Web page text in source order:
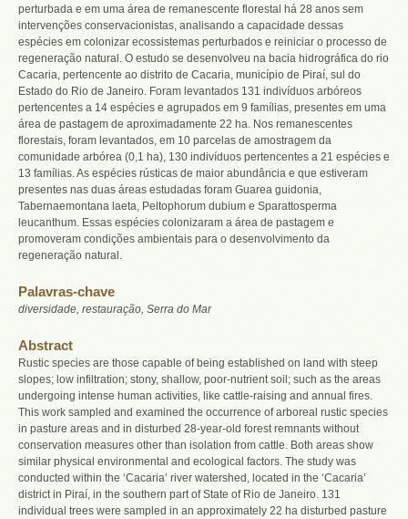
perturbada e em uma área de remanescente florestal há 28 anos sem
intervenções conservacionistas, analisando a capacidade dessas
espécies em colonizar ecossistemas perturbados e reiniciar o processo de
regeneração natural. O estudo se desenvolveu na bacia hidrográfica do rio
Cacaria, pertencente ao distrito de Cacaria, município de Piraí, sul do
Estado do Rio de Janeiro. Foram levantados 131 indivíduos arbóreos
pertencentes a 14 espécies e agrupados em 9 famílias, presentes em uma
área de pastagem de aproximadamente 22 ha. Nos remanescentes
florestais, foram levantados, em 10 parcelas de amostragem da
comunidade arbórea (0,1 ha), 130 indivíduos pertencentes a 21 espécies e
13 famílias. As espécies rústicas de maior abundância e que estiveram
presentes nas duas áreas estudadas foram Guarea guidonia,
Tabernaemontana laeta, Peltophorum dubium e Sparattosperma
leucanthum. Essas espécies colonizaram a área de pastagem e
promoveram condições ambientais para o desenvolvimento da
regeneração natural.
Palavras-chave
diversidade, restauração, Serra do Mar
Abstract
Rustic species are those capable of being established on land with steep
slopes; low infiltration; stony, shallow, poor-nutrient soil; such as the areas
undergoing intense human activities, like cattle-raising and annual fires.
This work sampled and examined the occurrence of arboreal rustic species
in pasture areas and in disturbed 28-year-old forest remnants without
conservation measures other than isolation from cattle. Both areas show
similar physical environmental and ecological factors. The study was
conducted within the ‘Cacaria’ river watershed, located in the ‘Cacaria’
district in Piraí, in the southern part of State of Rio de Janeiro. 131
individual trees were sampled in an approximately 22 ha disturbed pasture